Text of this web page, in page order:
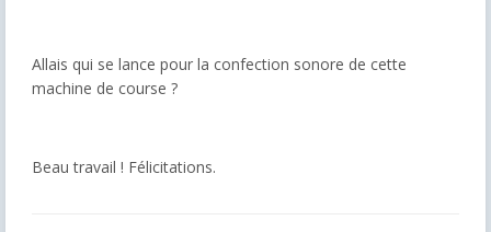
Allais qui se lance pour la confection sonore de cette
machine de course ?
Beau travail ! Félicitations.